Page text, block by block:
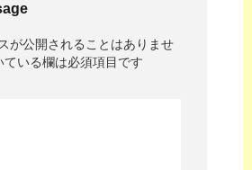
が公開されることはありませ
ている欄は必須項目です